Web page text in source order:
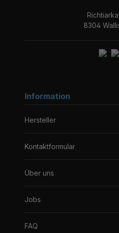
8304
Information
Hersteller
Kontaktformular
Über uns
Jobs
FAQ